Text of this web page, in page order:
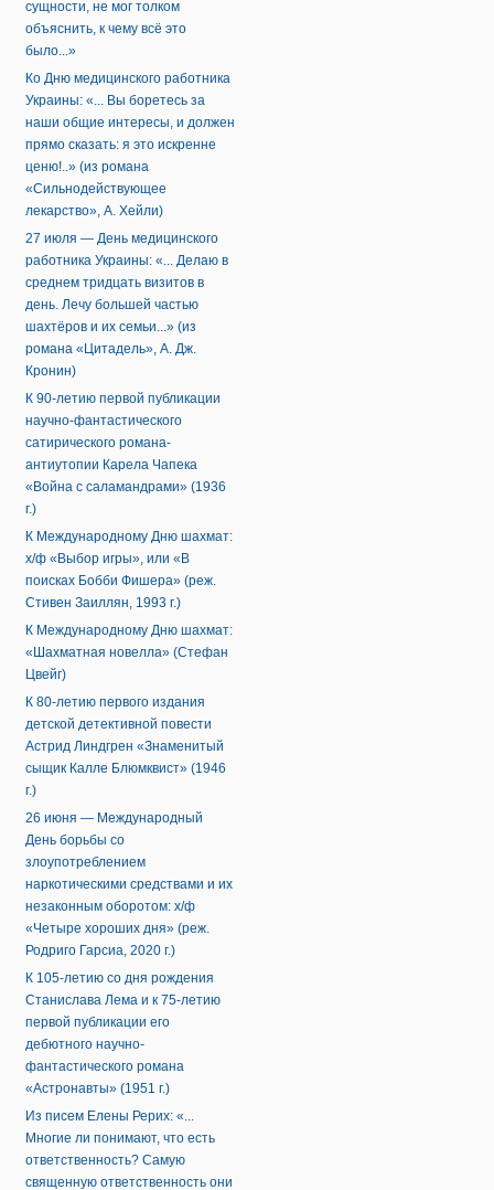
сущности, не мог толком
объяснить, к чему всё это
было...»
Ко Дню медицинского работника
Украины: «... Вы боретесь за
наши общие интересы, и должен
прямо сказать: я это искренне
ценю!..» (из романа
«Сильнодействующее
лекарство», А. Хейли)
27 июля — День медицинского
работника Украины: «... Делаю в
среднем тридцать визитов в
день. Лечу большей частью
шахтёров и их семьи...» (из
романа «Цитадель», А. Дж.
Кронин)
К 90-летию первой публикации
научно-фантастического
сатирического романа-
антиутопии Карела Чапека
«Война с саламандрами» (1936
г.)
К Международному Дню шахмат:
х/ф «Выбор игры», или «В
поисках Бобби Фишера» (реж.
Стивен Заиллян, 1993 г.)
К Международному Дню шахмат:
«Шахматная новелла» (Стефан
Цвейг)
К 80-летию первого издания
детской детективной повести
Астрид Линдгрен «Знаменитый
сыщик Калле Блюмквист» (1946
г.)
26 июня — Международный
День борьбы со
злоупотреблением
наркотическими средствами и их
незаконным оборотом: х/ф
«Четыре хороших дня» (реж.
Родриго Гарсиа, 2020 г.)
К 105-летию со дня рождения
Станислава Лема и к 75-летию
первой публикации его
дебютного научно-
фантастического романа
«Астронавты» (1951 г.)
Из писем Елены Рерих: «...
Многие ли понимают, что есть
ответственность? Самую
священную ответственность они